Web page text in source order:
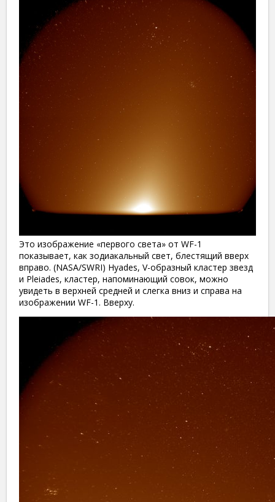
Это изображение «первого света» от WF-1
показывает, как зодиакальный свет, блестящий вверх
вправо. (NASA/SWRI) Hyades, V-образный кластер звезд
и Pleiades, кластер, напоминающий совок, можно
увидеть в верхней средней и слегка вниз и справа на
изображении WF-1. Вверху.